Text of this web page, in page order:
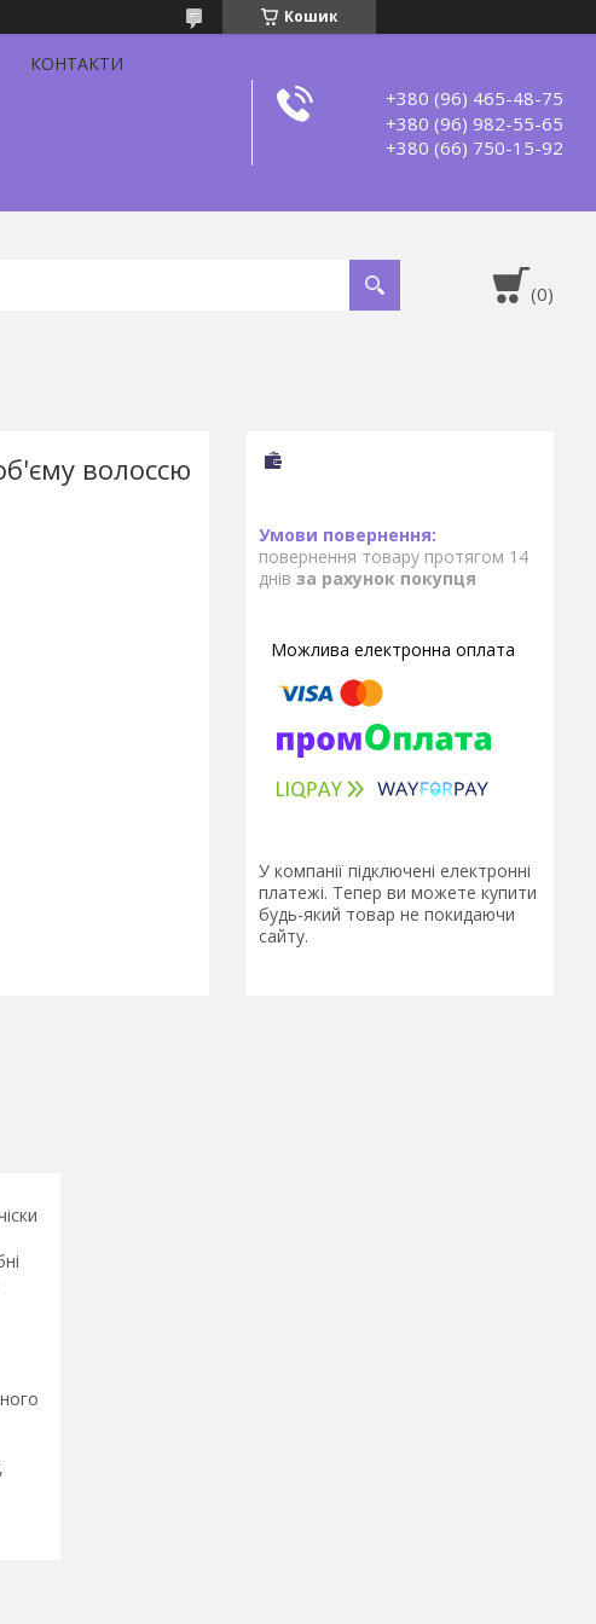
Кошик
КОНТАКТИ
+380 (96) 465-48-75
+380 (96) 982-55-65
+380 (66) 750-15-92
волоссю
повернення товару протягом 14
днів за рахунок покупця
У компанії підключені електронні
платежі. Тепер ви можете купити
будь-який товар не покидаючи
сайту.